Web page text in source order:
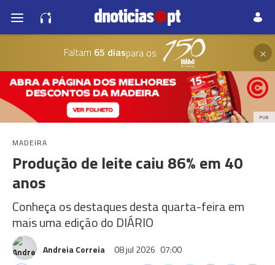
Faltam 65 diaspara os ×
PUB
MADEIRA
Produção de leite caiu 86% em 40
anos
Conheça os destaques desta quarta-feira em
mais uma edição do DIÁRIO
Andreia Correia 08 jul 2026 07:00